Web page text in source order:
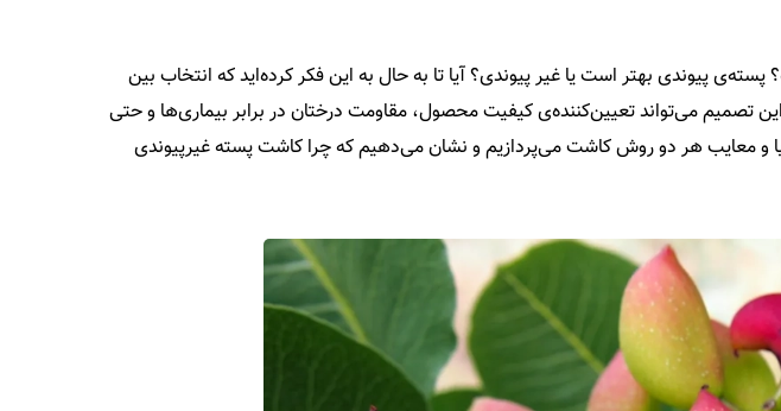
پیوندی بهتر است یا غیر پیوندی؟ آیا تا به حال به این فکر کرده‌اید که انتخاب بین
تصمیم می‌تواند تعیین‌کننده‌ی کیفیت محصول، مقاومت درختان در برابر بیماری‌ها و حتی
و معایب هر دو روش کاشت می‌پردازیم و نشان می‌دهیم که چرا کاشت پسته غیرپیوندی